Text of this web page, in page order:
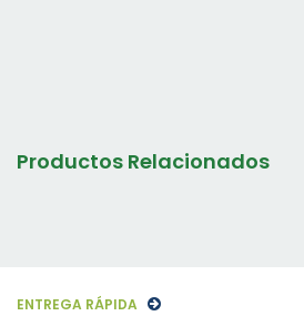
Productos Relacionados
ENTREGA RÁPIDA